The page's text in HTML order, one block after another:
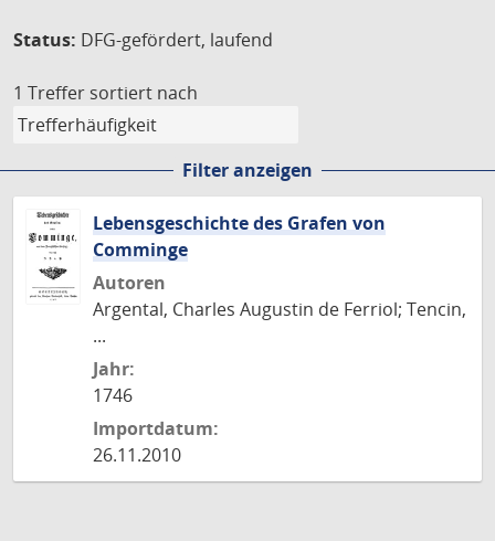
Status: DFG-gefördert, laufend
1 Treffer sortiert nach
Filter anzeigen
Lebensgeschichte des Grafen von
Comminge
Autoren
Argental, Charles Augustin de Ferriol; Tencin,
...
Jahr:
1746
Importdatum:
26.11.2010